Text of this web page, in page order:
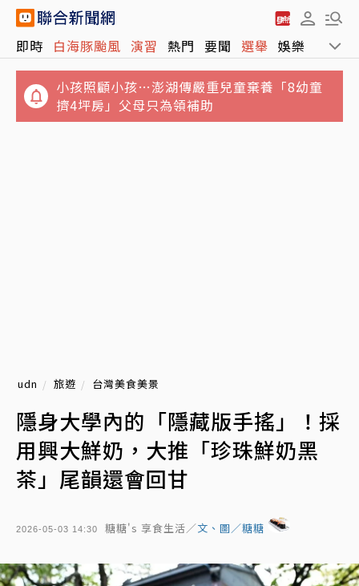
即時 白海豚颱風 演習 熱門 要聞 選舉 娛樂 運動
小孩照顧小孩…澎湖傳嚴重兒童棄養「8幼童
擠4坪房」父母只為領補助
udn 旅遊 台灣美食美景
隱身大學內的「隱藏版手搖」！採
用興大鮮奶，大推「珍珠鮮奶黑
茶」尾韻還會回甘
2026-05-03 14:30 糖糖's 享食生活／文、圖／糖糖